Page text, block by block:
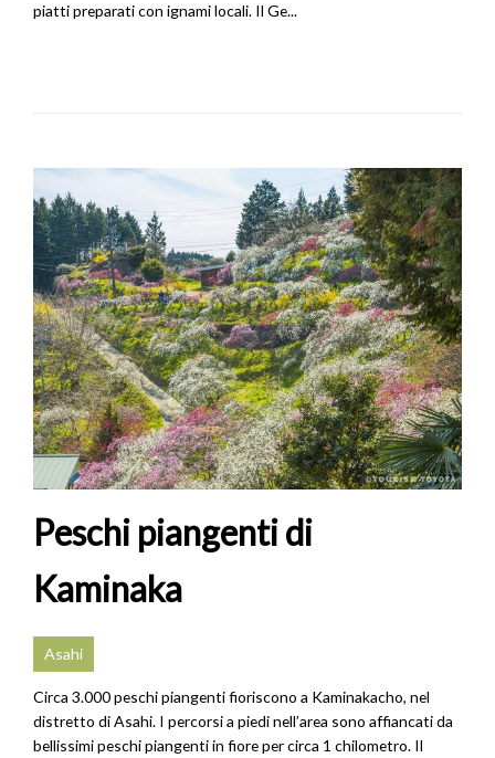
piatti preparati con ignami locali. Il Ge...
Peschi piangenti di
Kaminaka
Asahi
Circa 3.000 peschi piangenti fioriscono a Kaminakacho, nel
distretto di Asahi. I percorsi a piedi nell’area sono affiancati da
bellissimi peschi piangenti in fiore per circa 1 chilometro. Il